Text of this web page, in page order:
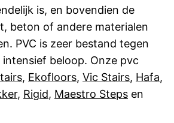
is, en bovendien de
beton of andere materialen
PVC is zeer bestand tegen
beloop. Onze pvc
, Ekofloors, Vic Stairs, Hafa,
, Rigid, Maestro Steps en